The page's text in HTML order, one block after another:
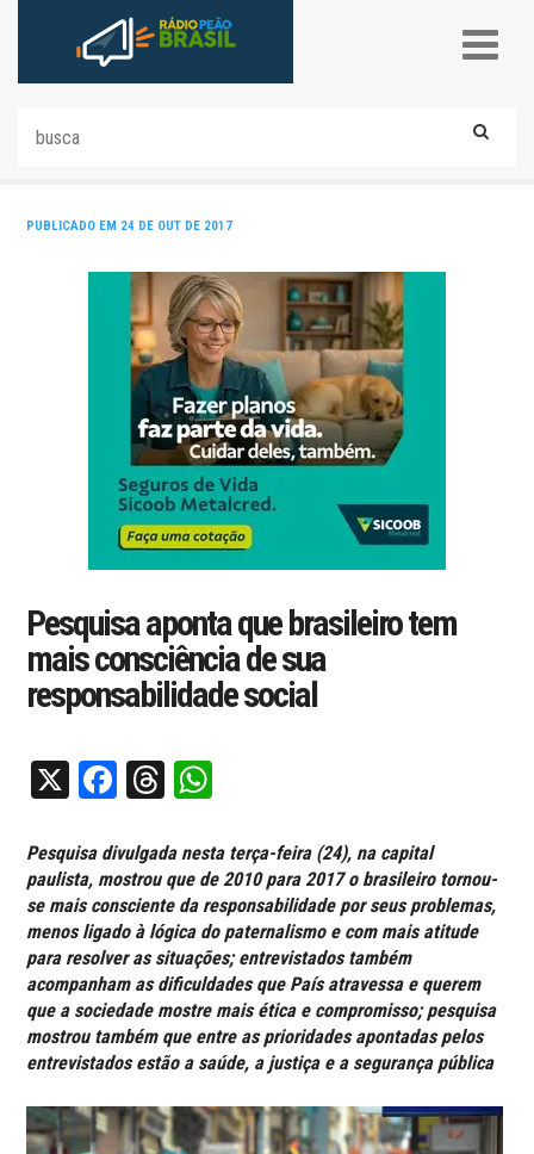
PUBLICADO EM 24 DE OUT DE 2017
Pesquisa aponta que brasileiro tem
mais consciência de sua
responsabilidade social
X Facebook
Threads
Pesquisa divulgada nesta terça-feira (24), na capital
paulista, mostrou que de 2010 para 2017 o brasileiro tornou-
se mais consciente da responsabilidade por seus problemas,
menos ligado à lógica do paternalismo e com mais atitude
para resolver as situações; entrevistados também
acompanham as dificuldades que País atravessa e querem
que a sociedade mostre mais ética e compromisso; pesquisa
mostrou também que entre as prioridades apontadas pelos
entrevistados estão a saúde, a justiça e a segurança pública